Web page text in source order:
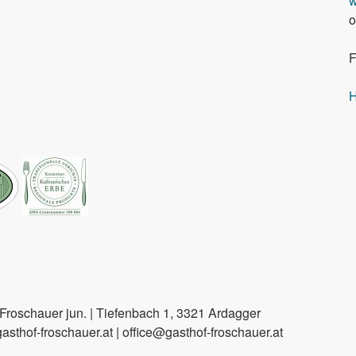
jun. | Tiefenbach 1, 3321 Ardagger
froschauer.at | office@gasthof-froschauer.at